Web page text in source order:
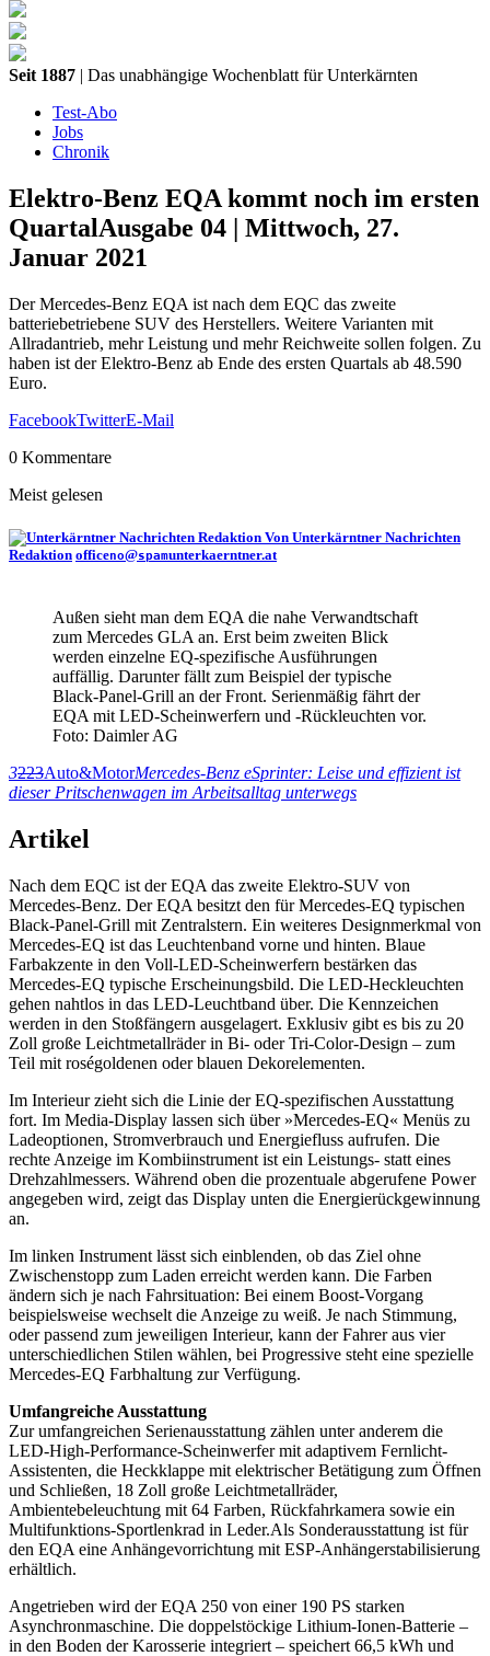
Seit 1887 | Das unabhängige Wochenblatt für Unterkärnten
Test-Abo
Jobs
Chronik
Elektro-Benz EQA kommt noch im ersten
QuartalAusgabe 04 | Mittwoch, 27.
Januar 2021
Der Mercedes-Benz EQA ist nach dem EQC das zweite
batteriebetriebene SUV des Herstellers. Weitere Varianten mit
Allradantrieb, mehr Leistung und mehr Reichweite sollen folgen. Zu
haben ist der Elektro-Benz ab Ende des ersten Quartals ab 48.590
Euro.
FacebookTwitterE-Mail
0 Kommentare
Meist gelesen
Von Unterkärntner Nachrichten
Redaktion officeno@spamunterkaerntner.at
Außen sieht man dem EQA die nahe Verwandtschaft
zum Mercedes GLA an. Erst beim zweiten Blick
werden einzelne EQ-spezifische Ausführungen
auffällig. Darunter fällt zum Beispiel der typische
Black-Panel-Grill an der Front. Serienmäßig fährt der
EQA mit LED-Scheinwerfern und -Rückleuchten vor.
Foto: Daimler AG
3223Auto&MotorMercedes-Benz eSprinter: Leise und effizient ist
dieser Pritschenwagen im Arbeitsalltag unterwegs
Artikel
Nach dem EQC ist der EQA das zweite Elektro-SUV von
Mercedes-Benz. Der EQA besitzt den für Mercedes-EQ typischen
Black-Panel-Grill mit Zentralstern. Ein weiteres Designmerkmal von
Mercedes-EQ ist das Leuchtenband vorne und hinten. Blaue
Farbakzente in den Voll-LED-Scheinwerfern bestärken das
Mercedes-EQ typische Erscheinungsbild. Die LED-Heckleuchten
gehen nahtlos in das LED-Leuchtband über. Die Kennzeichen
werden in den Stoßfängern ausgelagert. Exklusiv gibt es bis zu 20
Zoll große Leichtmetallräder in Bi- oder Tri-Color-Design – zum
Teil mit roségoldenen oder blauen Dekorelementen.
Im Interieur zieht sich die Linie der EQ-spezifischen Ausstattung
fort. Im Media-Display lassen sich über »Mercedes-EQ« Menüs zu
Ladeoptionen, Stromverbrauch und Energiefluss aufrufen. Die
rechte Anzeige im Kombiinstrument ist ein Leistungs- statt eines
Drehzahlmessers. Während oben die prozentuale abgerufene Power
angegeben wird, zeigt das Display unten die Energierückgewinnung
an.
Im linken Instrument lässt sich einblenden, ob das Ziel ohne
Zwischenstopp zum Laden erreicht werden kann. Die Farben
ändern sich je nach Fahrsituation: Bei einem Boost-Vorgang
beispielsweise wechselt die Anzeige zu weiß. Je nach Stimmung,
oder passend zum jeweiligen Interieur, kann der Fahrer aus vier
unterschiedlichen Stilen wählen, bei Progressive steht eine spezielle
Mercedes-EQ Farbhaltung zur Verfügung.
Umfangreiche Ausstattung
Zur umfangreichen Serienausstattung zählen unter anderem die
LED-High-Performance-Scheinwerfer mit adaptivem Fernlicht-
Assistenten, die Heckklappe mit elektrischer Betätigung zum Öffnen
und Schließen, 18 Zoll große Leichtmetallräder,
Ambientebeleuchtung mit 64 Farben, Rückfahrkamera sowie ein
Multifunktions-Sportlenkrad in Leder.Als Sonderausstattung ist für
den EQA eine Anhängevorrichtung mit ESP-Anhängerstabilisierung
erhältlich.
Angetrieben wird der EQA 250 von einer 190 PS starken
Asynchronmaschine. Die doppelstöckige Lithium-Ionen-Batterie –
in den Boden der Karosserie integriert – speichert 66,5 kWh und